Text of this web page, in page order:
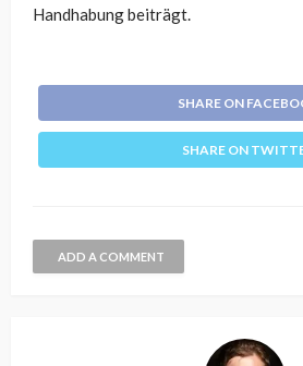
Handhabung beiträgt.
SHARE ON
SHARE ON
ADD A COMMENT